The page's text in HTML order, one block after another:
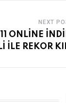
NEXT
ONLİNE
İLE REKOR